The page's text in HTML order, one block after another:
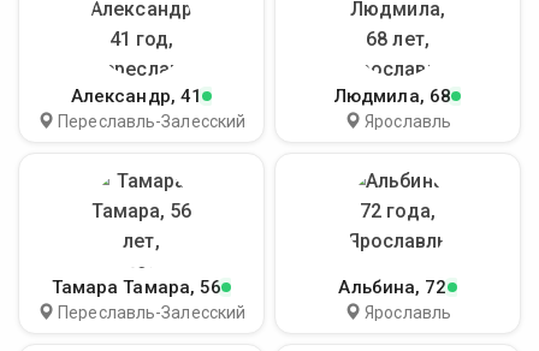
Александр, 41
Переславль-Залесский
Людмила, 68
Ярославль
Тамара Тамара, 56
Переславль-Залесский
Альбина, 72
Ярославль